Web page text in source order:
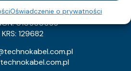
Oświadczenie o prywatności
526-021-37-87
010560659
KRS: 129682